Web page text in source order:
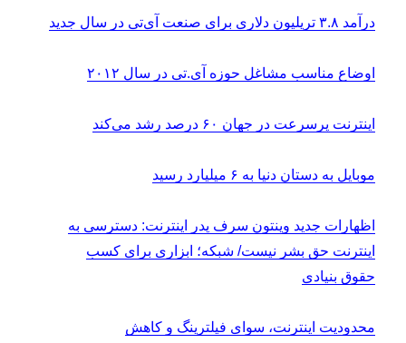
درآمد ۳.۸ تریلیون دلاری برای صنعت آی‌تی‌ در سال جدید
اوضاع مناسب مشاغل حوزه آی‌.تی در سال ۲۰۱۲
اینترنت پرسرعت در جهان ۶۰ درصد رشد می‌کند
موبایل به دستان دنیا به ۶ میلیارد رسید
اظهارات جدید وینتون سرف پدر اینترنت: دسترسی به
اینترنت حق بشر نیست/ شبکه؛ ابزاری برای کسب
حقوق بنیادی
محدودیت اینترنت، سوای فیلترینگ و کاهش